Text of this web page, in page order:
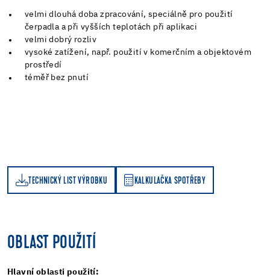
velmi dlouhá doba zpracování, speciálně pro použití
čerpadla a při vyšších teplotách při aplikaci
velmi dobrý rozliv
vysoké zatížení, např. použití v komerčním a objektovém
prostředí
téměř bez pnutí
TECHNICKÝ LIST VÝROBKU KALKULAČKA SPOTŘEBY
KALKULAČKA SPOTŘEBY
OBLAST POUŽITÍ
Hlavní oblasti použití: